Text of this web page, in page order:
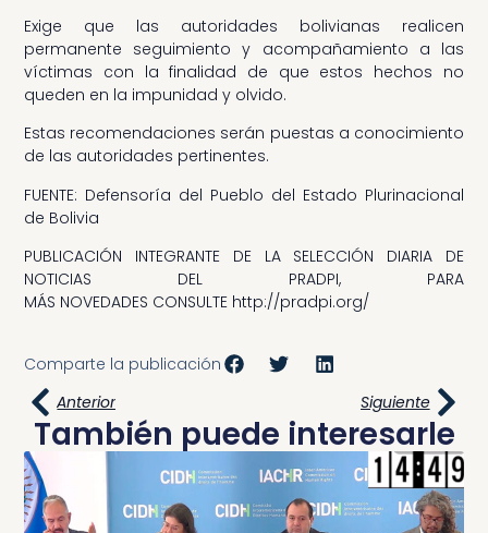
Exige que las autoridades bolivianas realicen
permanente seguimiento y acompañamiento a las
víctimas con la finalidad de que estos hechos no
queden en la impunidad y olvido.
Estas recomendaciones serán puestas a conocimiento
de las autoridades pertinentes.
FUENTE: Defensoría del Pueblo del Estado Plurinacional
de Bolivia
PUBLICACIÓN INTEGRANTE DE LA SELECCIÓN DIARIA DE
NOTICIAS DEL PRADPI, PARA
MÁS NOVEDADES CONSULTE http://pradpi.org/
Comparte la publicación
Anterior
Siguiente
También puede interesarle